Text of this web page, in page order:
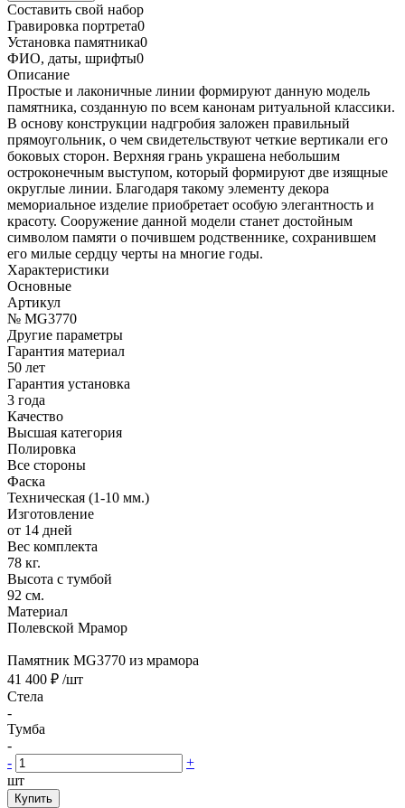
Составить свой набор
Гравировка портрета0
Установка памятника0
ФИО, даты, шрифты0
Описание
Простые и лаконичные линии формируют данную модель
памятника, созданную по всем канонам ритуальной классики.
В основу конструкции надгробия заложен правильный
прямоугольник, о чем свидетельствуют четкие вертикали его
боковых сторон. Верхняя грань украшена небольшим
остроконечным выступом, который формируют две изящные
округлые линии. Благодаря такому элементу декора
мемориальное изделие приобретает особую элегантность и
красоту. Сооружение данной модели станет достойным
символом памяти о почившем родственнике, сохранившем
его милые сердцу черты на многие годы.
Характеристики
Основные
Артикул
№ MG3770
Другие параметры
Гарантия материал
50 лет
Гарантия установка
3 года
Качество
Высшая категория
Полировка
Все стороны
Фаска
Техническая (1-10 мм.)
Изготовление
от 14 дней
Вес комплекта
78 кг.
Высота с тумбой
92 см.
Материал
Полевской Мрамор
Памятник MG3770 из мрамора
41 400 ₽ /шт
Стела
-
Тумба
-
-
+
шт
Купить